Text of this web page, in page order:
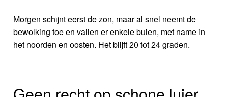
Morgen schijnt eerst de zon, maar al snel neemt de
bewolking toe en vallen er enkele buien, met name in
het noorden en oosten. Het blijft 20 tot 24 graden.